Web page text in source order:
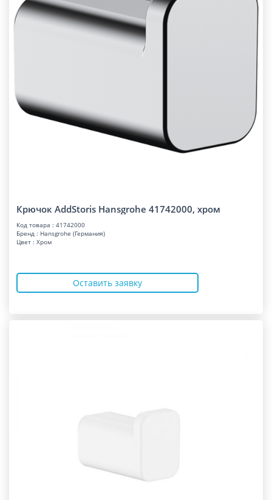
Крючок AddStoris Hansgrohe 41742000, хром
Код товара : 41742000
Бренд : Hansgrohe (Германия)
Цвет : Хром
Оставить заявку